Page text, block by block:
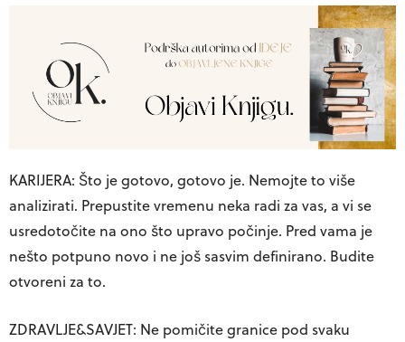
KARIJERA: Što je gotovo, gotovo je. Nemojte to više
analizirati. Prepustite vremenu neka radi za vas, a vi se
usredotočite na ono što upravo počinje. Pred vama je
nešto potpuno novo i ne još sasvim definirano. Budite
otvoreni za to.
ZDRAVLJE&SAVJET: Ne pomičite granice pod svaku